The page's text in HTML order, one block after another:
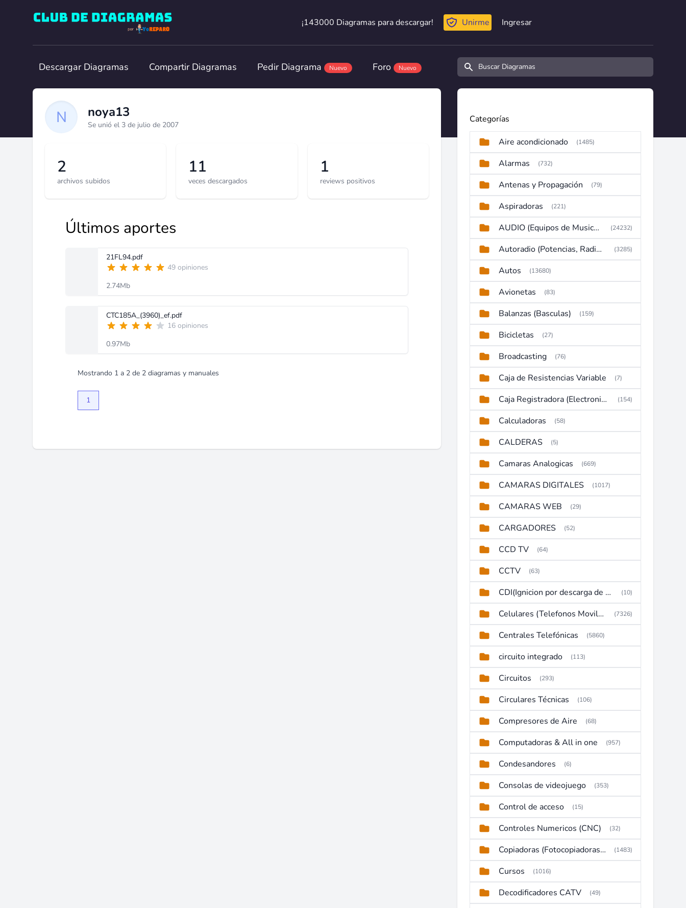
Club de Diagramas
¡143000 Diagramas para descargar!
¡143000 Diagramas para descargar! Unirme Ingresar
Descargar Diagramas Compartir Diagramas Pedir Diagrama Nuevo Foro Nuevo Buscar diagramas y manuales
noya13
Se unió el 3 de julio de 2007
2
archivos subidos
11
veces descargados
1
reviews positivos
Últimos aportes
21FL94.pdf
49 opiniones
2.74Mb
CTC185A_(3960)_ef.pdf
16 opiniones
0.97Mb
Mostrando 1 a 2 de 2 diagramas y manuales
1
Categorías
Aire acondicionado (1485)
Alarmas (732)
Antenas y Propagación (79)
Aspiradoras (221)
AUDIO (Equipos de Musica, Amplificadores, Reproductores, Etc) (24232)
Autoradio (Potencias, Radios y DVD) (3285)
Autos (13680)
Avionetas (83)
Balanzas (Basculas) (159)
Bicicletas (27)
Broadcasting (76)
Caja de Resistencias Variable (7)
Caja Registradora (Electronic Cash Register) (154)
Calculadoras (58)
CALDERAS (5)
Camaras Analogicas (669)
CAMARAS DIGITALES (1017)
CAMARAS WEB (29)
CARGADORES (52)
CCD TV (64)
CCTV (63)
CDI(Ignicion por descarga de capacitor) (10)
Celulares (Telefonos Moviles) (7326)
Centrales Telefónicas (5860)
circuito integrado (113)
Circuitos (293)
Circulares Técnicas (106)
Compresores de Aire (68)
Computadoras & All in one (957)
Condesandores (6)
Consolas de videojuego (353)
Control de acceso (15)
Controles Numericos (CNC) (32)
Copiadoras (Fotocopiadoras, Multifunctions, Ploter, etc) (1483)
Cursos (1016)
Decodificadores CATV (49)